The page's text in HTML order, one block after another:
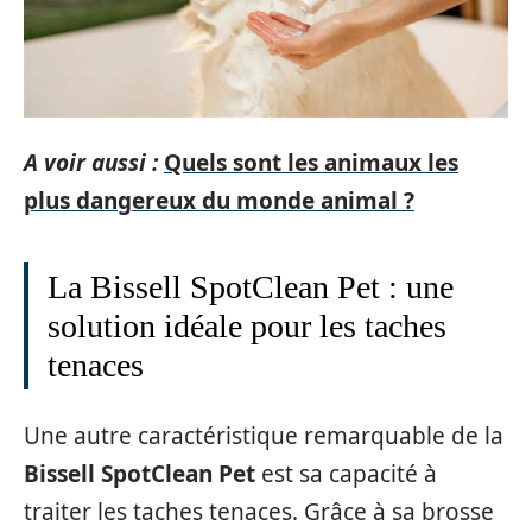
A voir aussi : Quels sont les animaux les
plus dangereux du monde animal ?
La Bissell SpotClean Pet : une
solution idéale pour les taches
tenaces
Une autre caractéristique remarquable de la
Bissell SpotClean Pet est sa capacité à
traiter les taches tenaces. Grâce à sa brosse